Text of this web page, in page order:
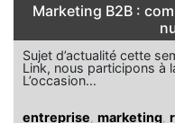
Marketing B2B :
Sujet d’actualité cette
Link, nous participons à
L’occasion…
entreprise marketing